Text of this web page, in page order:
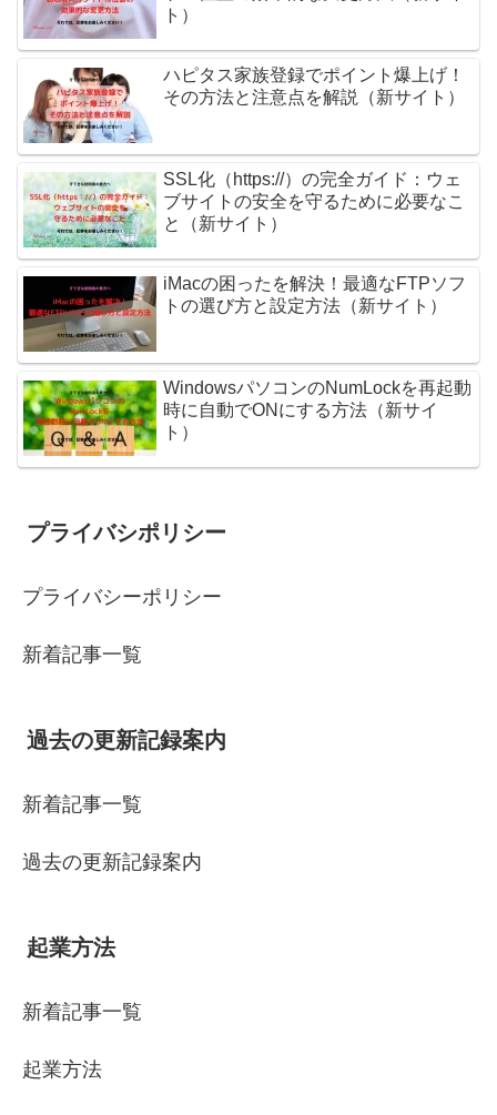
ト）
ハピタス家族登録でポイント爆上げ！
その方法と注意点を解説（新サイト）
SSL化（https://）の完全ガイド：ウェ
ブサイトの安全を守るために必要なこ
と（新サイト）
iMacの困ったを解決！最適なFTPソフ
トの選び方と設定方法（新サイト）
WindowsパソコンのNumLockを再起動
時に自動でONにする方法（新サイ
ト）
プライバシポリシー
プライバシーポリシー
新着記事一覧
過去の更新記録案内
新着記事一覧
過去の更新記録案内
起業方法
新着記事一覧
起業方法